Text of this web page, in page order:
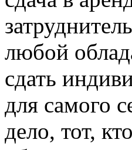
любой
сдать
для самого
дело, тот,